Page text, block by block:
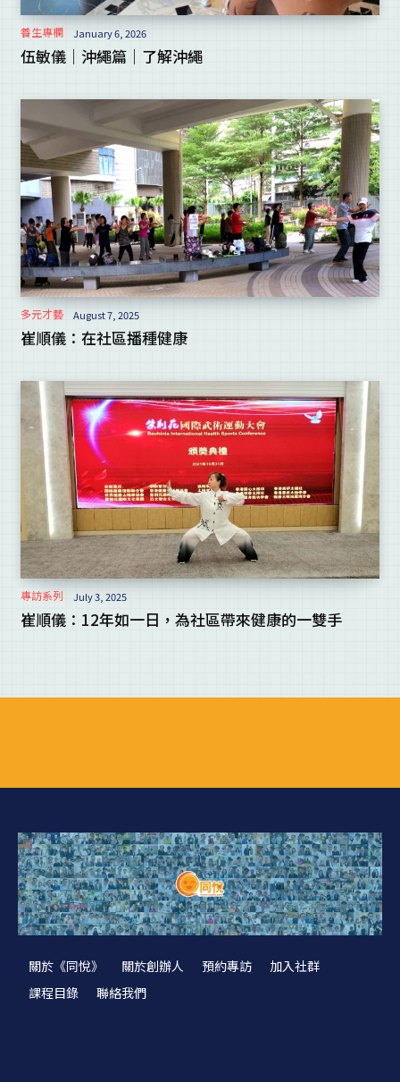
養生專欄 January 6, 2026
伍敏儀｜沖繩篇｜了解沖繩
多元才藝 August 7, 2025
崔順儀：在社區播種健康
專訪系列 July 3, 2025
崔順儀：12年如一日，為社區帶來健康的一雙手
關於《同悅》 關於創辦人 預約專訪
加入社群
課程目錄
聯絡我們